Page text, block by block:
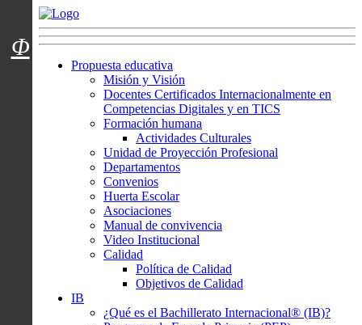
Menú usuarios
Propuesta educativa
Misión y Visión
Docentes Certificados Internacionalmente en
Competencias Digitales y en TICS
Formación humana
Actividades Culturales
Unidad de Proyección Profesional
Departamentos
Convenios
Huerta Escolar
Asociaciones
Manual de convivencia
Video Institucional
Calidad
Política de Calidad
Objetivos de Calidad
IB
¿Qué es el Bachillerato Internacional® (IB)?
Φ